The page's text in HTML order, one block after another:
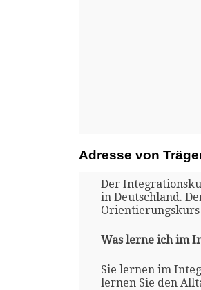
Adresse von
Der
in Deutschland.
Orientierungskurs
Was lerne ich im
Sie lernen im
lernen Sie den